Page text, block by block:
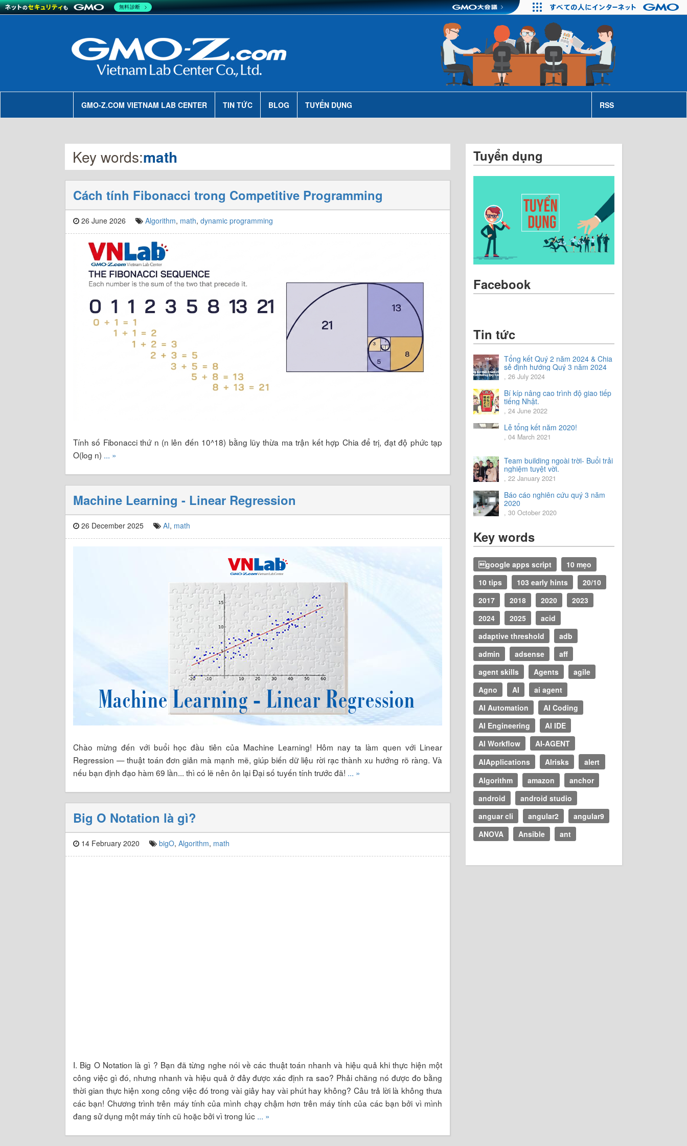
GMO-Z.COM VIETNAM LAB CENTER TIN TỨC BLOG TUYỂN DỤNG RSS
Key words:math
Cách tính Fibonacci trong Competitive Programming
26 June 2026 Algorithm, math, dynamic programming
Tính số Fibonacci thứ n (n lên đến 10^18) bằng lũy thừa ma trận kết hợp Chia để trị, đạt độ phức tạp
O(log n) ... »
Machine Learning - Linear Regression
26 December 2025 AI, math
Chào mừng đến với buổi học đầu tiên của Machine Learning! Hôm nay ta làm quen với Linear
Regression — thuật toán đơn giản mà mạnh mẽ, giúp biến dữ liệu rời rạc thành xu hướng rõ ràng. Và
nếu bạn định đạo hàm 69 lần... thì có lẽ nên ôn lại Đại số tuyến tính trước đã! ... »
Big O Notation là gì?
14 February 2020 bigO, Algorithm, math
I. Big O Notation là gì ? Bạn đã từng nghe nói về các thuật toán nhanh và hiệu quả khi thực hiện một
công việc gì đó, nhưng nhanh và hiệu quả ở đây được xác định ra sao? Phải chăng nó được đo bằng
thời gian thực hiện xong công việc đó trong vài giây hay vài phút hay không? Câu trả lời là không thưa
các bạn! Chương trình trên máy tính của mình chạy chậm hơn trên máy tính của các bạn bởi vì mình
đang sử dụng một máy tính cũ hoặc bởi vì trong lúc ... »
Tuyển dụng
Facebook
Tin tức
Tổng kết Quý 2 năm 2024 & Chia
sẻ định hướng Quý 3 năm 2024
, 26 July 2024
Bí kíp nâng cao trình độ giao tiếp
tiếng Nhật.
, 24 June 2022
Lễ tổng kết năm 2020!
, 04 March 2021
Team building ngoài trời- Buổi trải
nghiệm tuyệt vời.
, 22 January 2021
Báo cáo nghiên cứu quý 3 năm
2020
, 30 October 2020
Key words
google apps script
10 mẹo
10 tips
103 early hints
20/10
2017
2018 2020
2023
2024
2025
acid
adaptive threshold
adb
admin
adsense
aff
agent skills
Agents
agile
Agno
AI
ai agent
AI Automation
AI Coding
AI Engineering
AI IDE
AI Workflow
AI-AGENT
AIApplications
AIrisks
alert
Algorithm
amazon
anchor
android
android studio
anguar cli
angular2
angular9
ANOVA
Ansible ant
無料診断